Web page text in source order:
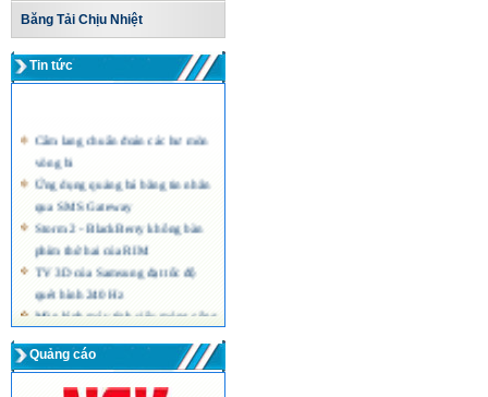
Băng Tải Chịu Nhiệt
Tin tức
Cẩm lang chuẩn đoán các hư mòn
vòng bi
Ứng dụng quảng bá bằng tin nhắn
qua SMS Gateway
Storm 2 - BlackBerry không bàn
phím thứ hai của RIM
TV 3D của Samsung đạt tốc độ
quét hình 240 Hz
Màn hình máy tính siêu mỏng công
nghệ LED của Acer
Quảng cáo